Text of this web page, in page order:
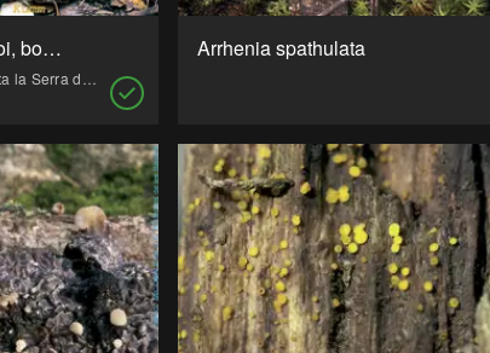
Armillaria mellea (Alzinoi, bolet de soca, Gírgola d'alzina, Pollancró)
Molt freqüent a Mallorca, a tota la Serra de Tramuntana. Bolet perjudicial per la silvicultura ja que pot causar pèrdues greus a les explotacions forestals. Té un creixement fasciculat, amb flotes de molts d'exemplars. A algunes persones produeix efecte laxant.
Arrhenia spathulata